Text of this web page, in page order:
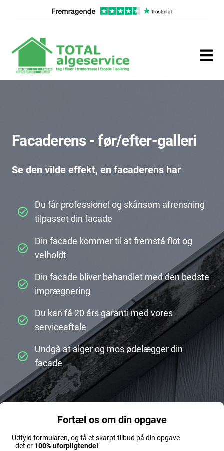
Facaderens - før/efter-galleri
Se den vilde effekt, en facaderens har
Du får professionel og skånsom afrensning
tilpasset din facade
Din facade kommer til at fremstå flot og
velholdt
Din facade bliver behandlet med den bedste
imprægnering
Du kan få 20 års garanti med vores
serviceaftale
Undgå at alger og mos ødelægger din
facade
Fortæl os om din opgave
Udfyld formularen, og få et skarpt tilbud på din opgave
- det er 100% uforpligtende!